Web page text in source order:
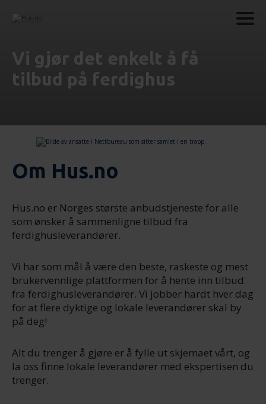
Vi gjør det enkelt å få
tilbud på ferdighus
Om Hus.no
Hus.no er Norges største anbudstjeneste for alle
som ønsker å sammenligne tilbud fra
ferdighusleverandører.
Vi har som mål å være den beste, raskeste og mest
brukervennlige plattformen for å hente inn tilbud
fra ferdighusleverandører. Vi jobber hardt hver dag
for at flere dyktige og lokale leverandører skal by
på deg!
Alt du trenger å gjøre er å fylle ut skjemaet vårt, og
la oss finne lokale leverandører med ekspertisen du
trenger.